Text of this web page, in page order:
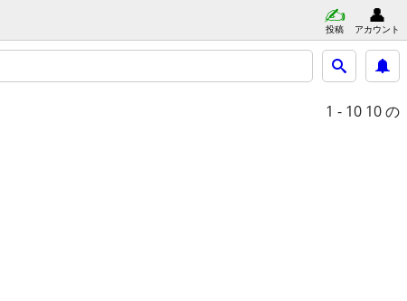
投稿 アカウント
1 - 10 10 の